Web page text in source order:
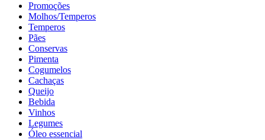
Promoções
Molhos/Temperos
Temperos
Pães
Conservas
Pimenta
Cogumelos
Cachaças
Queijo
Bebida
Vinhos
Legumes
Óleo essencial